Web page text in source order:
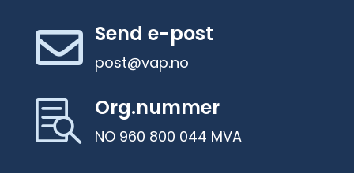
 Send e-post
post@vap.no
 Org.nummer
NO 960 800 044 MVA